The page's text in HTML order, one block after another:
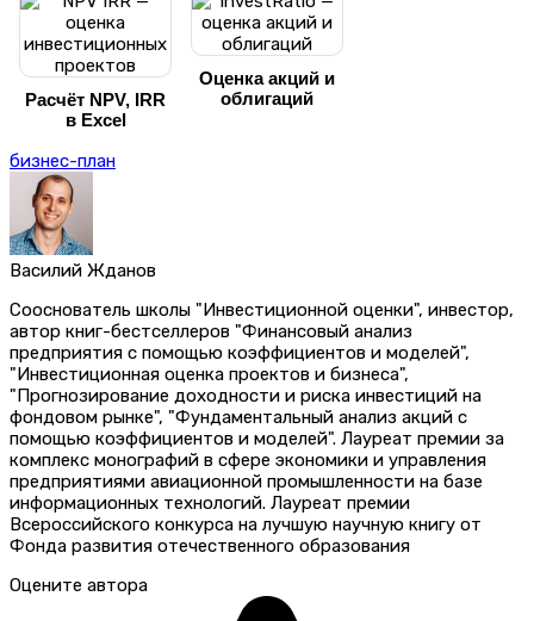
Расчёт NPV, IRR
в Excel
Оценка акций и
облигаций
бизнес-план
Василий Жданов
Сооснователь школы "Инвестиционной оценки", инвестор,
автор книг-бестселлеров "Финансовый анализ
предприятия с помощью коэффициентов и моделей",
"Инвестиционная оценка проектов и бизнеса",
"Прогнозирование доходности и риска инвестиций на
фондовом рынке", "Фундаментальный анализ акций с
помощью коэффициентов и моделей". Лауреат премии за
комплекс монографий в сфере экономики и управления
предприятиями авиационной промышленности на базе
информационных технологий. Лауреат премии
Всероссийского конкурса на лучшую научную книгу от
Фонда развития отечественного образования
Оцените автора